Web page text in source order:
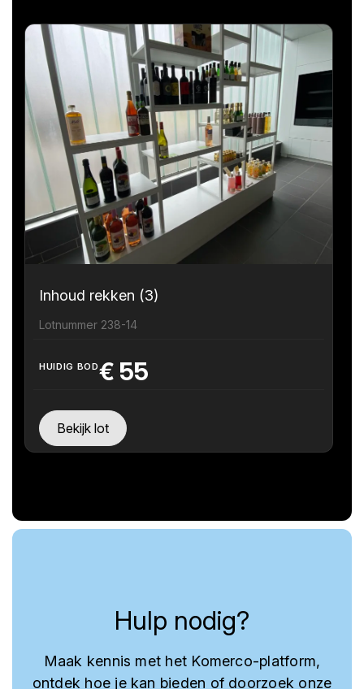
Inhoud rekken (3)
Lotnummer 238-14
HUIDIG BOD€ 55
Bekijk lot
Hulp nodig?
Maak kennis met het Komerco-platform,
ontdek hoe je kan bieden of doorzoek onze